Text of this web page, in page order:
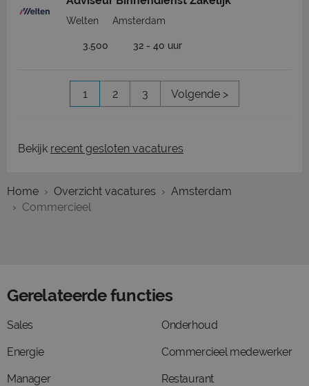
Welten Amsterdam
3.500 32 - 40 uur
1 2 3 Volgende >
Bekijk recent gesloten vacatures
Home Overzicht vacatures
Amsterdam
Commercieel
Gerelateerde functies
Sales
Energie
Manager
Onderhoud
Commercieel medewerker
Restaurant